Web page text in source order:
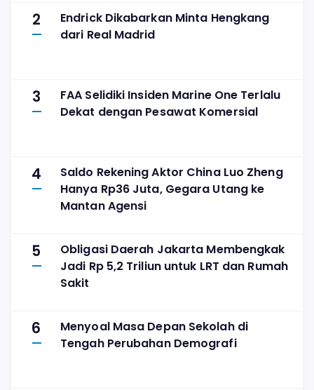
2
Endrick Dikabarkan Minta Hengkang
dari Real Madrid
3
FAA Selidiki Insiden Marine One Terlalu
Dekat dengan Pesawat Komersial
4
Saldo Rekening Aktor China Luo Zheng
Hanya Rp36 Juta, Gegara Utang ke
Mantan Agensi
5
Obligasi Daerah Jakarta Membengkak
Jadi Rp 5,2 Triliun untuk LRT dan Rumah
Sakit
6
Menyoal Masa Depan Sekolah di
Tengah Perubahan Demografi